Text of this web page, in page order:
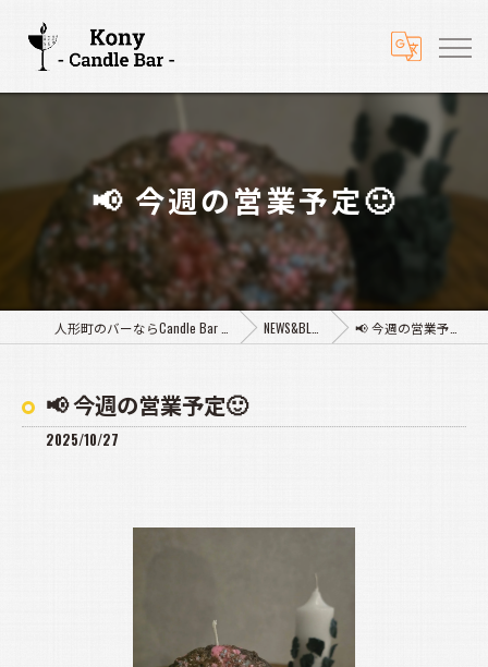
📢 今週の営業予定🙂
NEWS&BLOG 📢 今週の営業予定🙂
📢 今週の営業予定🙂
2025/10/27